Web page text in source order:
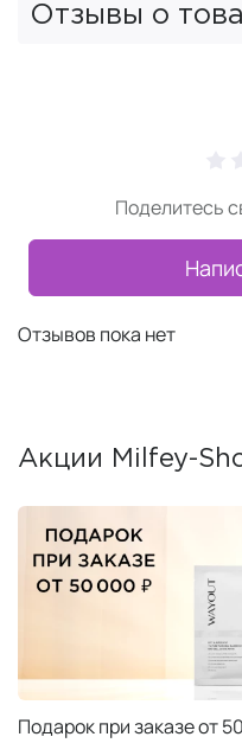
Отзывы о
Поделитесь
Отзывов пока нет
Акции Milfey-
Подарок при заказе от